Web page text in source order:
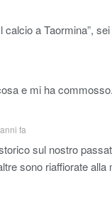
calcio a Taormina”,
e mi ha
fa
sul nostro
sono riaffiorate alla